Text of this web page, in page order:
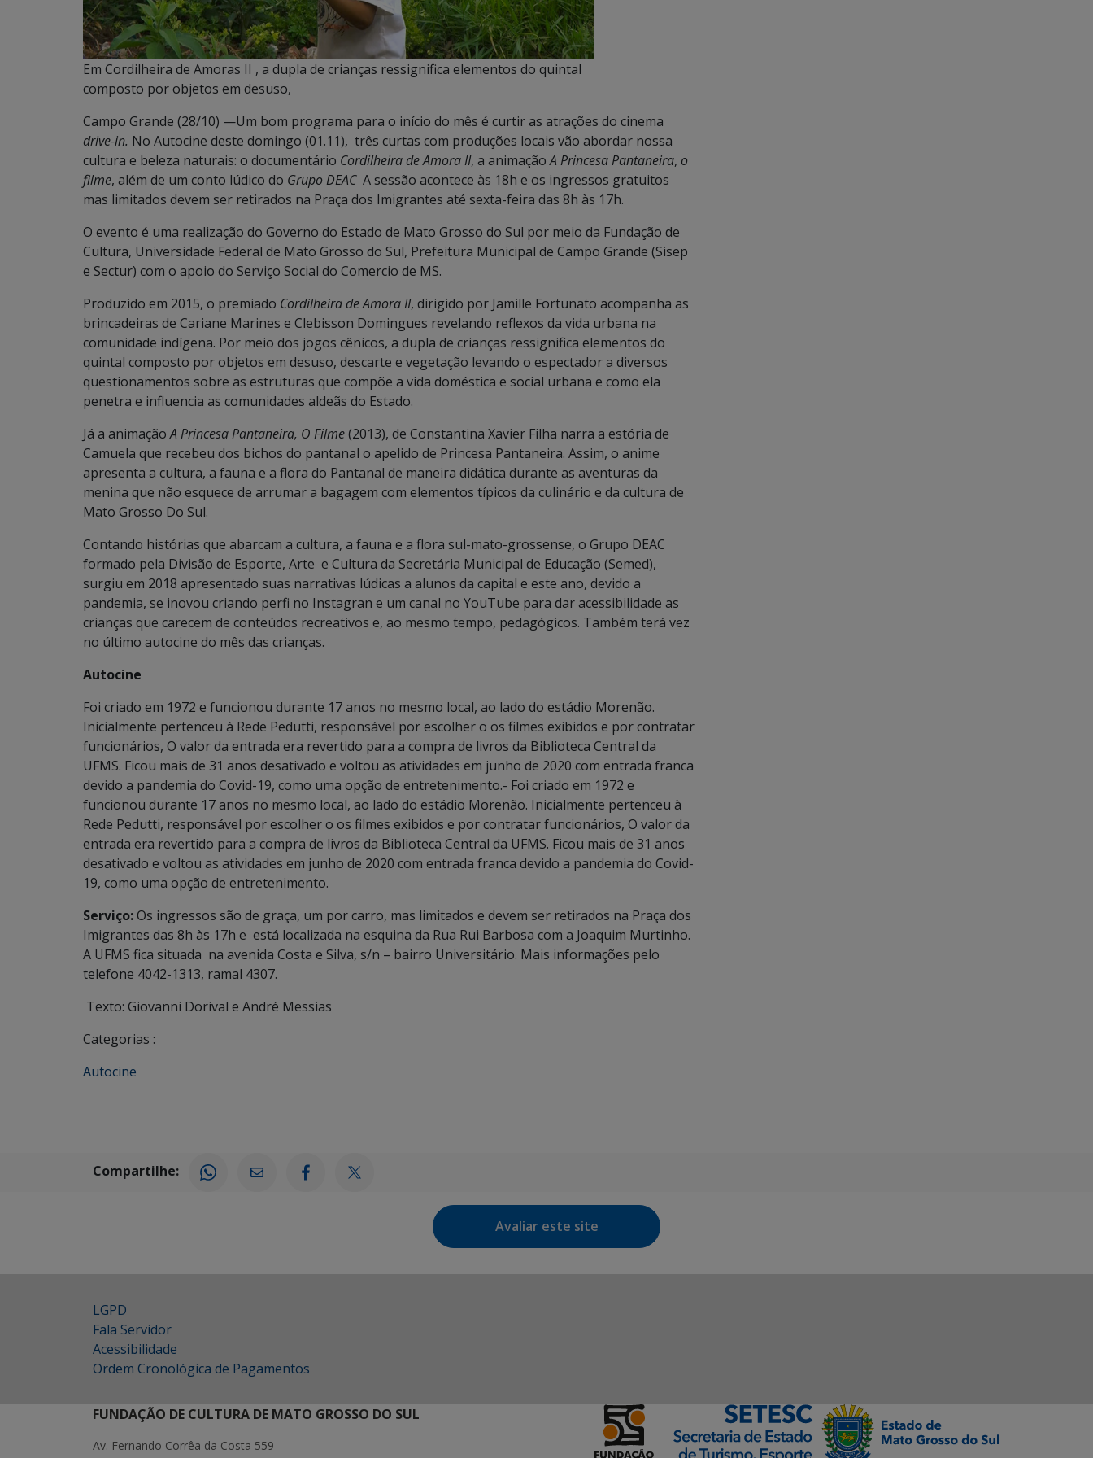
Em Cordilheira de Amoras II , a dupla de crianças ressignifica elementos do quintal
composto por objetos em desuso,
Campo Grande (28/10) —Um bom programa para o início do mês é curtir as atrações do cinema
drive-in. No Autocine deste domingo (01.11), três curtas com produções locais vão abordar nossa
cultura e beleza naturais: o documentário Cordilheira de Amora II, a animaçãoA Princesa Pantaneira, o
filme, além de um conto lúdico do Grupo DEACA sessão acontece às 18h e os ingressos gratuitos
mas limitados devem ser retirados na Praça dos Imigrantes até sexta-feira das 8h às 17h.
O evento é uma realização do Governo do Estado de Mato Grosso do Sul por meio da Fundação de
Cultura, Universidade Federal de Mato Grosso do Sul, Prefeitura Municipal de Campo Grande (Sisep
e Sectur) com o apoio do Serviço Social do Comercio de MS.
Produzido em 2015, o premiado Cordilheira de Amora II, dirigido por Jamille Fortunato acompanha as
brincadeiras de Cariane Marines e Clebisson Domingues revelando reflexos da vida urbana na
comunidade indígena. Por meio dos jogos cênicos, a dupla de crianças ressignifica elementos do
quintal composto por objetos em desuso, descarte e vegetação levando o espectador a diversos
questionamentos sobre as estruturas que compõe a vida doméstica e social urbana e como ela
penetra e influencia as comunidades aldeãs do Estado.
Já a animaçãoA Princesa Pantaneira, O Filme(2013), de Constantina Xavier Filha narra a estória de
Camuela que recebeu dos bichos do pantanal o apelido de Princesa Pantaneira. Assim, o anime
apresenta a cultura, a fauna e a flora do Pantanal de maneira didática durante as aventuras da
menina que não esquece de arrumar a bagagem com elementos típicos da culinário e da cultura de
Mato Grosso Do Sul.
Contando histórias que abarcam a cultura, a fauna e a flora sul-mato-grossense, o Grupo DEAC
formado pela Divisão de Esporte, Arte e Cultura da Secretária Municipal de Educação (Semed),
surgiu em 2018 apresentado suas narrativas lúdicas a alunos da capital e este ano, devido a
pandemia, se inovou criando perfi no Instagran e um canal no YouTube para dar acessibilidade as
crianças que carecem de conteúdos recreativos e, ao mesmo tempo, pedagógicos. Também terá vez
no último autocine do mês das crianças.
Autocine
Foi criado em 1972 e funcionou durante 17 anos no mesmo local, ao lado do estádio Morenão.
Inicialmente pertenceu à Rede Pedutti, responsável por escolher o os filmes exibidos e por contratar
funcionários, O valor da entrada era revertido para a compra de livros da Biblioteca Central da
UFMS. Ficou mais de 31 anos desativado e voltou as atividades em junho de 2020 com entrada franca
devido a pandemia do Covid-19, como uma opção de entretenimento.- Foi criado em 1972 e
funcionou durante 17 anos no mesmo local, ao lado do estádio Morenão. Inicialmente pertenceu à
Rede Pedutti, responsável por escolher o os filmes exibidos e por contratar funcionários, O valor da
entrada era revertido para a compra de livros da Biblioteca Central da UFMS. Ficou mais de 31 anos
desativado e voltou as atividades em junho de 2020 com entrada franca devido a pandemia do Covid-
19, como uma opção de entretenimento.
Serviço:Os ingressos são de graça, um por carro, mas limitados e devem ser retirados na Praça dos
Imigrantes das 8h às 17h e está localizada na esquina da Rua Rui Barbosa com a Joaquim Murtinho.
A UFMS fica situada na avenida Costa e Silva, s/n – bairro Universitário. Mais informações pelo
telefone 4042-1313, ramal 4307.
Texto: Giovanni Dorival e André Messias
Categorias :
Autocine
Compartilhe:
Avaliar este site
LGPD
Fala Servidor
Acessibilidade
Ordem Cronológica de Pagamentos
FUNDAÇÃO DE CULTURA DE MATO GROSSO DO SUL
Av. Fernando Corrêa da Costa 559